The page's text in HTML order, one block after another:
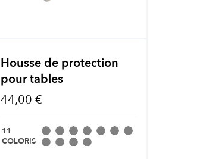
Housse de protection
pour tables
44,00 €
11
COLORIS